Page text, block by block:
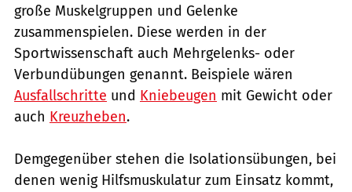
große Muskelgruppen und Gelenke
zusammenspielen. Diese werden in der
Sportwissenschaft auch Mehrgelenks- oder
Verbundübungen genannt. Beispiele wären
Ausfallschritte und Kniebeugen mit Gewicht oder
auch Kreuzheben.
Demgegenüber stehen die Isolationsübungen, bei
denen wenig Hilfsmuskulatur zum Einsatz kommt,